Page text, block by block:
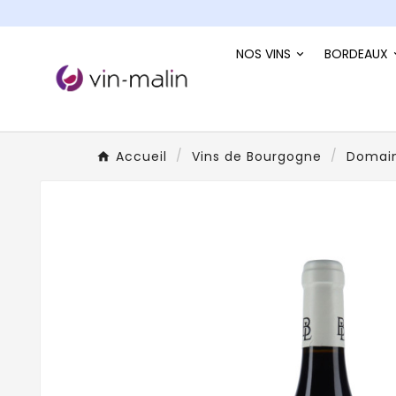
NOS VINS BORDEAUX
Accueil Vins de Bourgogne